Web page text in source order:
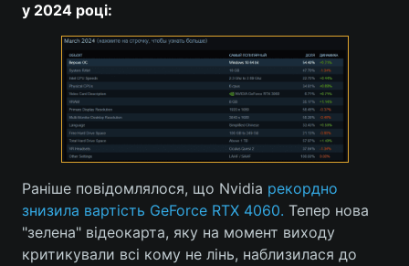
у 2024 році:
Раніше повідомлялося, що Nvidia рекордно
знизила вартість GeForce RTX 4060. Тепер нова
"зелена" відеокарта, яку на момент виходу
критикували всі кому не лінь, наблизилася до